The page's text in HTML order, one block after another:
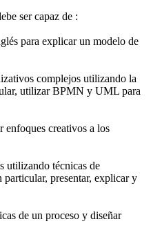
ser capaz de :
para explicar un modelo de
complejos utilizando la
utilizar BPMN y UML para
enfoques creativos a los
utilizando técnicas de
particular, presentar, explicar y
de un proceso y diseñar